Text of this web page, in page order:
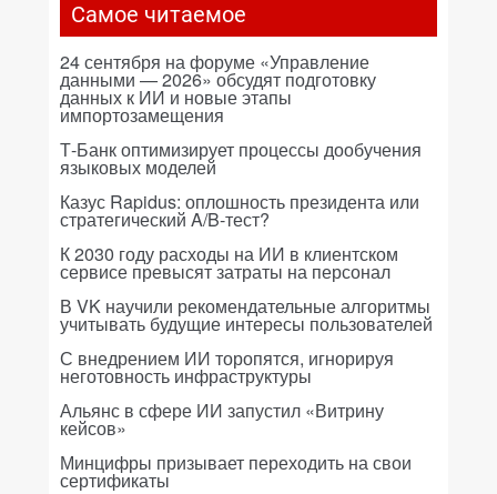
Самое читаемое
24 сентября на форуме «Управление
данными — 2026» обсудят подготовку
данных к ИИ и новые этапы
импортозамещения
Т-Банк оптимизирует процессы дообучения
языковых моделей
Казус Rapidus: оплошность президента или
стратегический A/B-тест?
К 2030 году расходы на ИИ в клиентском
сервисе превысят затраты на персонал
В VK научили рекомендательные алгоритмы
учитывать будущие интересы пользователей
С внедрением ИИ торопятся, игнорируя
неготовность инфраструктуры
Альянс в сфере ИИ запустил «Витрину
кейсов»
Минцифры призывает переходить на свои
сертификаты